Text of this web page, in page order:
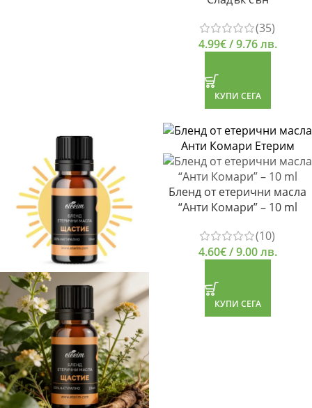
(35)
4.99€/ 9.76 лв.
КУПИ СЕГА
Бленд от етерични масла
“Анти Комари” – 10 ml
(10)
4.60€/ 9.00 лв.
КУПИ СЕГА